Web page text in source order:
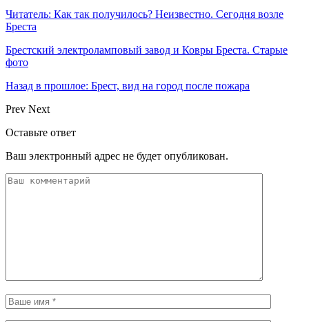
Читатель: Как так получилось? Неизвестно. Сегодня возле
Бреста
Брестский электроламповый завод и Ковры Бреста. Старые
фото
Назад в прошлое: Брест, вид на город после пожара
Prev Next
Оставьте ответ
Ваш электронный адрес не будет опубликован.